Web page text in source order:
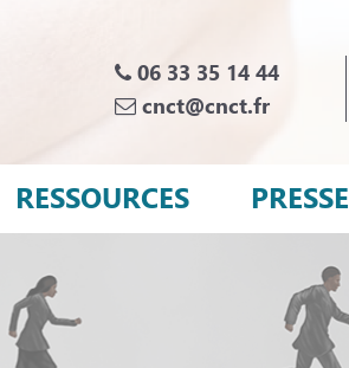
06 33 35 14 44
cnct@cnct.fr
RESSOURCES PRESSE